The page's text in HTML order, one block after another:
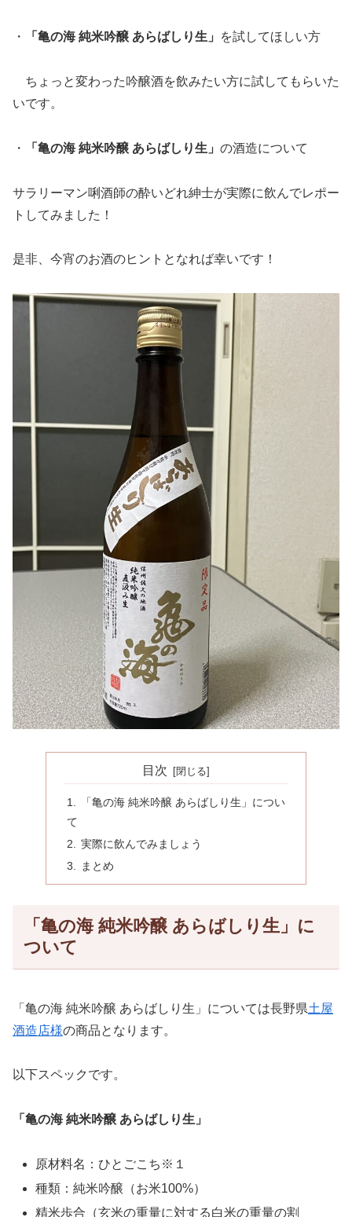
・ 「亀の海 純米吟醸 あらばしり生」 を試してほしい方
ちょっと変わった吟醸酒を飲みたい方に試してもらいた
いです。
・ 「亀の海 純米吟醸 あらばしり生」 の酒造について
サラリーマン唎酒師の酔いどれ紳士が実際に飲んでレポー
トしてみました！
是非、今宵のお酒のヒントとなれば幸いです！
目次
「亀の海 純米吟醸 あらばしり生」につい
て
実際に飲んでみましょう
まとめ
「亀の海 純米吟醸 あらばしり生」に
ついて
「亀の海 純米吟醸 あらばしり生」については長野県土屋
酒造店様の商品となります。
以下スペックです。
「亀の海 純米吟醸 あらばしり生」
原材料名：ひとごこち※１
種類：純米吟醸（お米100%）
精米歩合（玄米の重量に対する白米の重量の割